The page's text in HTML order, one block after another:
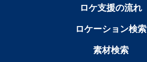
ロケ支援の流れ
ロケーション検索
素材検索